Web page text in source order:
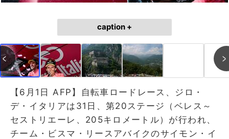
caption +
【6月1日 AFP】自転車ロードレース、ジロ・
デ・イタリアは31日、第20ステージ（ベレス～
セストリエーレ、205キロメートル）が行われ、
チーム・ビスマ・リースアバイクのサイモン・イ